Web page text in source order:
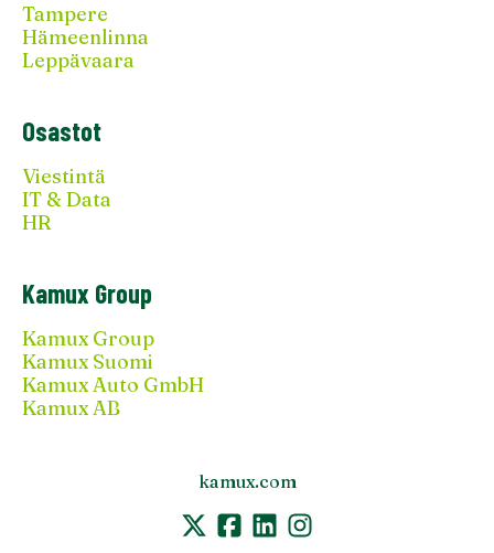
Tampere
Hämeenlinna
Leppävaara
Osastot
Viestintä
IT & Data
HR
Kamux Group
Kamux Group
Kamux Suomi
Kamux Auto GmbH
Kamux AB
kamux.com